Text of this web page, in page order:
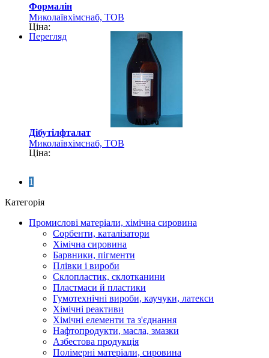
Формалін
Миколаївхімснаб, ТОВ
Ціна:
Перегляд
Дібутілфталат
Миколаївхімснаб, ТОВ
Ціна:
1
Категорія
Промислові матеріали, хімічна сировина
Сорбенти, каталізатори
Хімічна сировина
Барвники, пігменти
Плівки і вироби
Склопластик, склотканини
Пластмаси й пластики
Гумотехнічні вироби, каучуки, латекси
Хімічні реактиви
Хімічні елементи та з'єднання
Нафтопродукти, масла, змазки
Азбестова продукція
Полімерні матеріали, сировина